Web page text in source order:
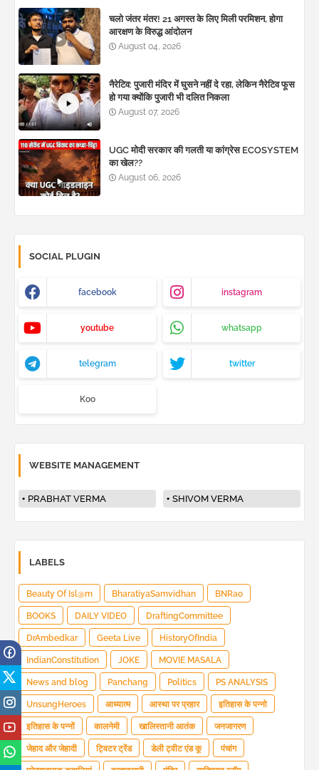
चलो जंतर मंतर! 21 अगस्त के लिए मिली परमिशन, होगा
आरक्षण के विरुद्ध आंदोलन
August 04, 2026
नैरेटिव: पुजारी मंदिर में घुसने नहीं दे रहा, लेकिन नैरेटिव फूस
हो गया क्योंकि पुजारी भी दलित निकला
August 07, 2026
UGC मोदी सरकार की गलती या कांग्रेस ECOSYSTEM
का खेल??
August 06, 2026
SOCIAL PLUGIN
facebook instagram
youtube whatsapp
telegram twitter
Koo
WEBSITE MANAGEMENT
PRABHAT VERMA SHIVOM VERMA
LABELS
Beauty Of Isl@m BharatiyaSamvidhan BNRao
BOOKS DAILY VIDEO DraftingCommittee
DrAmbedkar Geeta Live HistoryOfIndia
IndianConstitution JOKE MOVIE MASALA
News and blog Panchang Politics PS ANALYSIS
UnsungHeroes आध्यात्म आस्था पर प्रहार इतिहास के पन्नो
इतिहास के पन्नों कालनेमी खालिस्तानी आतंक जनजागरण
जेहाद और जेहादी ट्विटर ट्रेंड डेली ट्वीट एंड कू पंचांग